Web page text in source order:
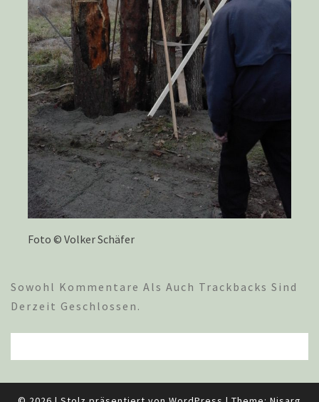
Foto © Volker Schäfer
Sowohl Kommentare Als Auch Trackbacks Sind
Derzeit Geschlossen.